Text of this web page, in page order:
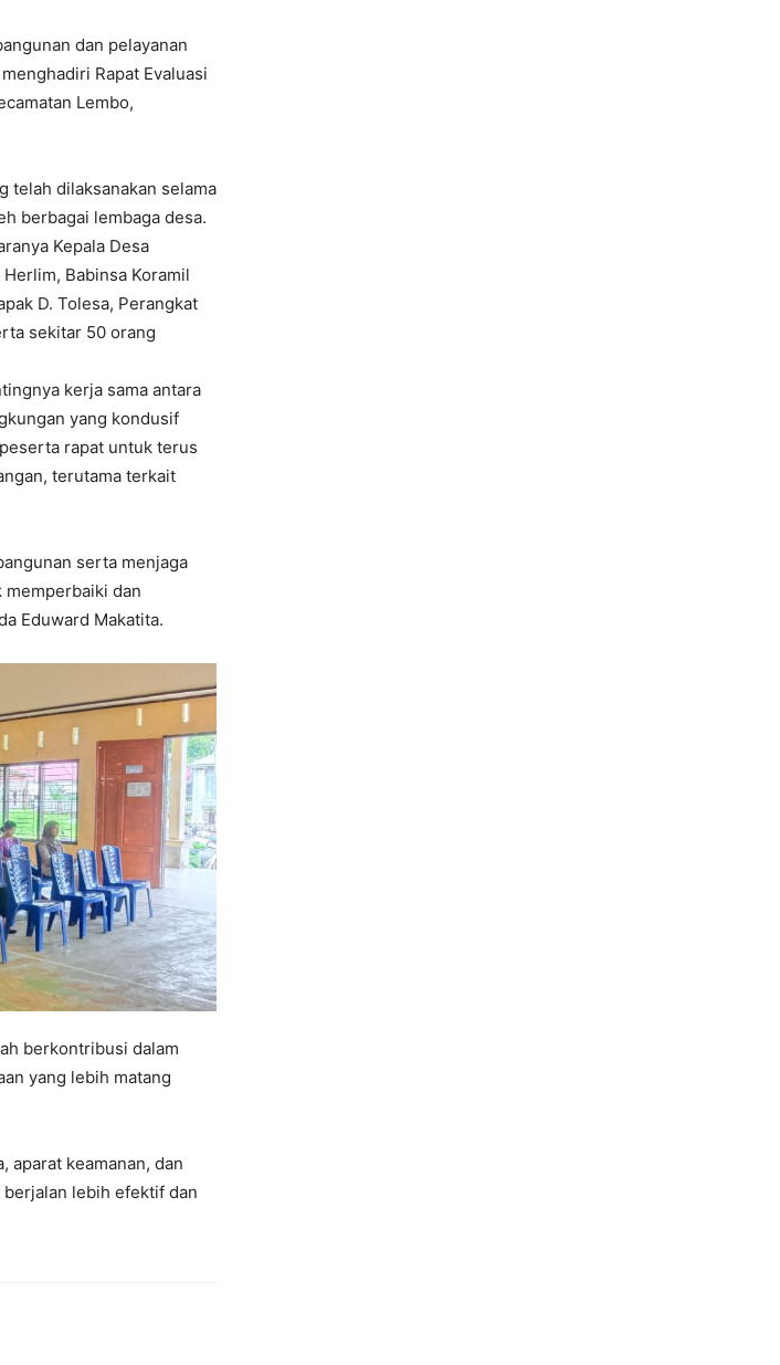
dan pelayanan
Rapat Evaluasi
Lembo,
telah dilaksanakan selama
berbagai lembaga desa.
Kepala Desa
Babinsa Koramil
D. Tolesa, Perangkat
sekitar 50 orang
kerja sama antara
yang kondusif
rapat untuk terus
terutama terkait
serta menjaga
memperbaiki dan
Eduward Makatita.
berkontribusi dalam
yang lebih matang
aparat keamanan, dan
berjalan lebih efektif dan